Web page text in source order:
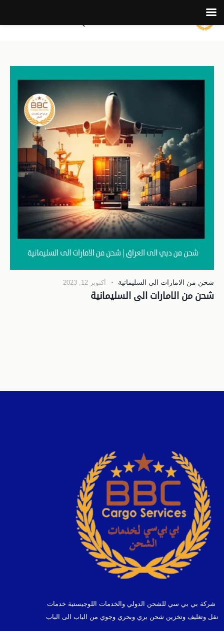
شحن من الامارات الى السليمانية أكتوبر 12, 2023
شحن من الامارات الى السليمانية
شركة بي بي سي للشحن الدولي والخدمات اللوجيستية خدمات
نقل وتغليف وتخزين شحن بري وبحري وجوي من الباب الى الباب